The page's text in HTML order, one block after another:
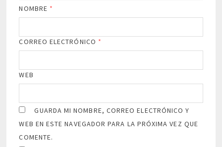
NOMBRE *
CORREO ELECTRÓNICO *
WEB
GUARDA MI NOMBRE, CORREO ELECTRÓNICO Y
WEB EN ESTE NAVEGADOR PARA LA PRÓXIMA VEZ QUE
COMENTE.